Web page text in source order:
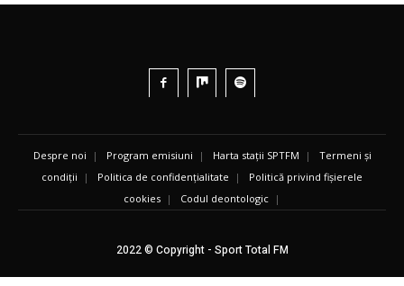
Despre noi | Program emisiuni | Harta stații SPTFM | Termeni și
condiții | Politica de confidențialitate | Politică privind fișierele
cookies | Codul deontologic |
2022 © Copyright - Sport Total FM